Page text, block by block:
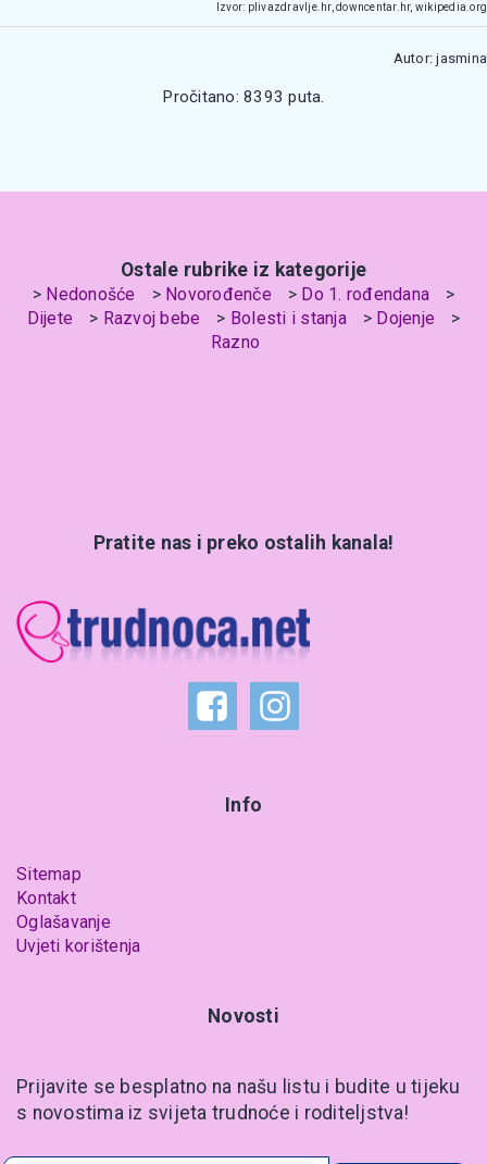
Izvor: plivazdravlje.hr, downcentar.hr, wikipedia.org
Autor: jasmina
Pročitano: 8393 puta.
Ostale rubrike iz kategorije
Nedonošće Novorođenče
Do 1. rođendana
Dijete
Razvoj bebe Bolesti i stanja
Dojenje
Razno
Pratite nas i preko ostalih kanala!
Info
Sitemap
Kontakt
Oglašavanje
Uvjeti korištenja
Novosti
Prijavite se besplatno na našu listu i budite u tijeku
s novostima iz svijeta trudnoće i roditeljstva!